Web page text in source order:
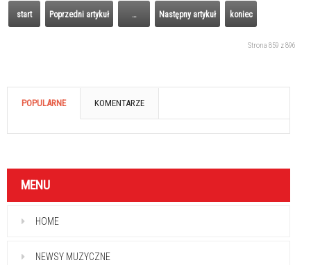
start Poprzedni artykuł … Następny artykuł koniec
Strona 859 z 896
POPULARNE KOMENTARZE
MENU
HOME
NEWSY MUZYCZNE